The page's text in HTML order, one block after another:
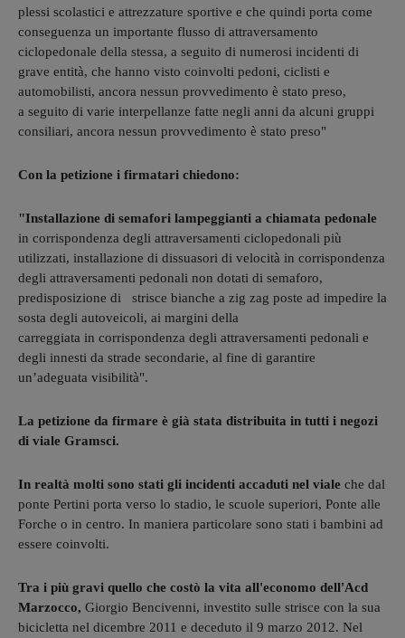
plessi scolastici e attrezzature sportive e che quindi porta come
conseguenza un importante flusso di attraversamento
ciclopedonale della stessa, a seguito di numerosi incidenti di
grave entità, che hanno visto coinvolti pedoni, ciclisti e
automobilisti, ancora nessun provvedimento è stato preso,
a seguito di varie interpellanze fatte negli anni da alcuni gruppi
consiliari, ancora nessun provvedimento è stato preso"
Con la petizione i firmatari chiedono:
"Installazione di semafori lampeggianti a chiamata pedonale
in corrispondenza degli attraversamenti ciclopedonali più
utilizzati, installazione di dissuasori di velocità in corrispondenza
degli attraversamenti pedonali non dotati di semaforo,
predisposizione di strisce bianche a zig zag poste ad impedire la
sosta degli autoveicoli, ai margini della
carreggiata in corrispondenza degli attraversamenti pedonali e
degli innesti da strade secondarie, al fine di garantire
un’adeguata visibilità".
La petizione da firmare è già stata distribuita in tutti i negozi
di viale Gramsci.
In realtà molti sono stati gli incidenti accaduti nel viale che dal
ponte Pertini porta verso lo stadio, le scuole superiori, Ponte alle
Forche o in centro. In maniera particolare sono stati i bambini ad
essere coinvolti.
Tra i più gravi quello che costò la vita all'economo dell'Acd
Marzocco, Giorgio Bencivenni, investito sulle strisce con la sua
bicicletta nel dicembre 2011 e deceduto il 9 marzo 2012. Nel